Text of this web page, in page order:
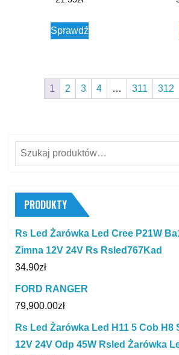
Sprawdź
1 2 3 4 … 311 312
Szukaj:
PRODUKTY
Rs Led Żarówka Led Cree P21W
Zimna 12V 24V Rs Rsled767Kad
34.90zł
FORD RANGER
79,900.00zł
Rs Led Żarówka Led H11 5 Cob H8
12V 24V Odp 45W Rsled Żarówka